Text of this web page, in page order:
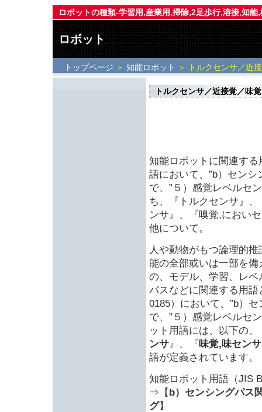
ロボットの種類-学習用,産業用,掃除,2足歩行,溶接,知能
ロボット
トップページ ＞ 知能ロボット ＞ トルクセンサ／近
トルクセンサ／近接覚／味
知能ロボットに関連す
語において、”b）セン
で、”５）感覚レベルセ
ち、『トルクセンサ』
ンサ』、『嗅覚,におい
他について。
人や動物がもつ論理的
能の全部或いは一部を
の、モデル、学習、レ
パスなどに関連する用
0185）において、”b）
で、”５）感覚レベルセ
ット用語には、以下の、
ンサ』、『味覚,味センサ
語が定義されています。
知能ロボット用語（JIS
⇒【 b）センシングパス
グ】